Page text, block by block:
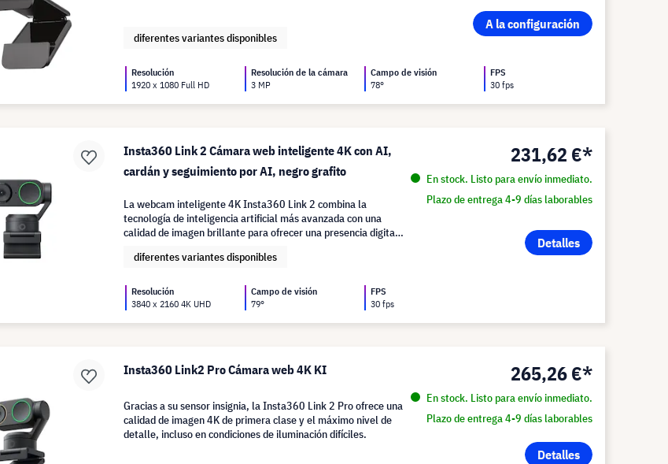
A la configuración
diferentes variantes disponibles
Resolución
1920 x 1080 Full HD
Resolución de la cámara
3 MP
Campo de visión
78°
FPS
30 fps
Insta360 Link 2 Cámara web inteligente 4K con AI,
cardán y seguimiento por AI, negro grafito
231,62 €*
En stock. Listo para envío inmediato.
Plazo de entrega 4-9 días laborables
Detalles
La webcam inteligente 4K Insta360 Link 2 combina la
tecnología de inteligencia artificial más avanzada con una
calidad de imagen brillante para ofrecer una presencia digital
diferentes variantes disponibles
Resolución
3840 x 2160 4K UHD
Campo de visión
79°
FPS
30 fps
Insta360 Link2 Pro Cámara web 4K KI 265,26 €*
En stock. Listo para envío inmediato.
Plazo de entrega 4-9 días laborables
Detalles
Gracias a su sensor insignia, la Insta360 Link 2 Pro ofrece una
calidad de imagen 4K de primera clase y el máximo nivel de
detalle, incluso en condiciones de iluminación difíciles.